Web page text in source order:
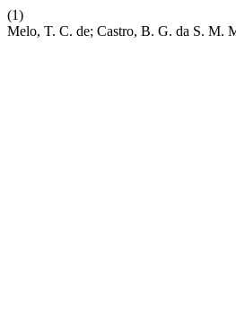
(1)
Melo, T. C. de; Castro, B. G. da S. M.